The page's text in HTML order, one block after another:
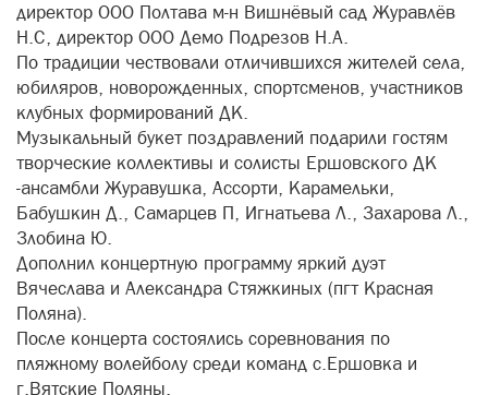
директор ООО Полтава м-н Вишнёвый сад Журавлёв
Н.С, директор ООО Демо Подрезов Н.А.
По традиции чествовали отличившихся жителей села,
юбиляров, новорожденных, спортсменов, участников
клубных формирований ДК.
Музыкальный букет поздравлений подарили гостям
творческие коллективы и солисты Ершовского ДК
-ансамбли Журавушка, Ассорти, Карамельки,
Бабушкин Д., Самарцев П, Игнатьева Л., Захарова Л.,
Злобина Ю.
Дополнил концертную программу яркий дуэт
Вячеслава и Александра Стяжкиных (пгт Красная
Поляна).
После концерта состоялись соревнования по
пляжному волейболу среди команд с.Ершовка и
г.Вятские Поляны.